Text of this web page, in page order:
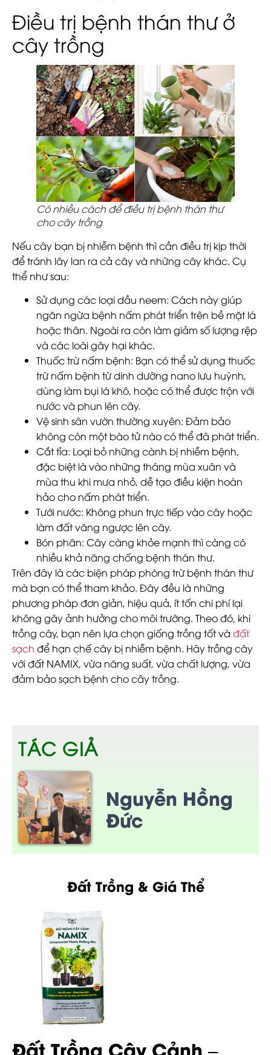
Điều trị bệnh thán thư ở
cây trồng
Có nhiều cách để điều trị bệnh thán thư
cho cây trồng
Nếu cây bạn bị nhiễm bệnh thì cần điều trị kịp thời
để tránh lây lan ra cả cây và những cây khác. Cụ
thể như sau:
Sử dụng các loại dầu neem: Cách này giúp
ngăn ngừa bệnh nấm phát triển trên bề mặt lá
hoặc thân. Ngoài ra còn làm giảm số lượng rệp
và các loài gây hại khác.
Thuốc trừ nấm bệnh: Bạn có thể sử dụng thuốc
trừ nấm bệnh từ dinh dưỡng nano lưu huỳnh,
dùng làm bụi lá khô, hoặc có thể được trộn với
nước và phun lên cây.
Vệ sinh sân vườn thường xuyên: Đảm bảo
không còn một bào tử nào có thể đã phát triển.
Cắt tỉa: Loại bỏ những cành bị nhiễm bệnh,
đặc biệt là vào những tháng mùa xuân và
mùa thu khi mưa nhỏ, dễ tạo điều kiện hoàn
hảo cho nấm phát triển.
Tưới nước: Không phun trực tiếp vào cây hoặc
làm đất văng ngược lên cây.
Bón phân: Cây càng khỏe mạnh thì càng có
nhiều khả năng chống bệnh thán thư.
Trên đây là các biện pháp phòng trừ bệnh thán thư
mà bạn có thể tham khảo. Đây đều là những
phương pháp đơn giản, hiệu quả, ít tốn chi phí lại
không gây ảnh hưởng cho môi trường. Theo đó, khi
trồng cây, bạn nên lựa chọn giống trồng tốt và đất
sạch để hạn chế cây bị nhiễm bệnh. Hãy trồng cây
với đất NAMIX, vừa năng suất, vừa chất lượng, vừa
đảm bảo sạch bệnh cho cây trồng.
TÁC GIẢ
Nguyễn Hồng
Đức
Đất Trồng & Giá Thể
Đất Trồng Cây Cảnh –